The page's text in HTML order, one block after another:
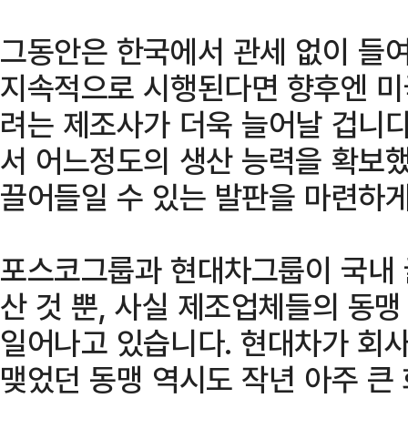
그동안은 한국에서 관세 없이 들
지속적으로 시행된다면 향후엔
려는 제조사가 더욱 늘어날 겁니
서 어느정도의 생산 능력을 확보
끌어들일 수 있는 발판을 마련하
포스코그룹과 현대차그룹이 국
산 것 뿐, 사실 제조업체들의 동
일어나고 있습니다. 현대차가
맺었던 동맹 역시도 작년 아주 큰